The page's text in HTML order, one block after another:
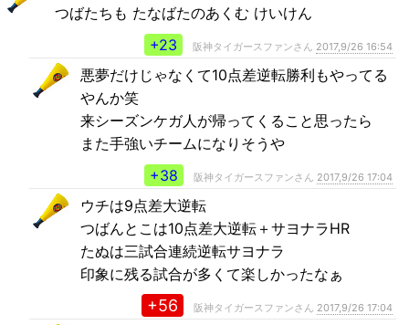
つばたちも たなばたのあくむ けいけん
+23
阪神タイガースファンさん 2017,9/26 16:54
悪夢だけじゃなくて10点差逆転勝利もやってる
やんか笑
来シーズンケガ人が帰ってくること思ったら
また手強いチームになりそうや
+38
阪神タイガースファンさん 2017,9/26 17:04
ウチは9点差大逆転
つばんとこは10点差大逆転＋サヨナラHR
たぬは三試合連続逆転サヨナラ
印象に残る試合が多くて楽しかったなぁ
+56 阪神タイガースファンさん 2017,9/26 17:04